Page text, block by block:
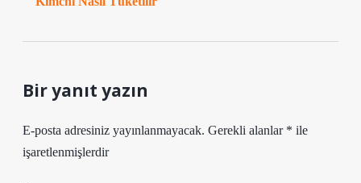
Bir yanıt yazın
E-posta adresiniz yayınlanmayacak. Gerekli alanlar * ile
işaretlenmişlerdir